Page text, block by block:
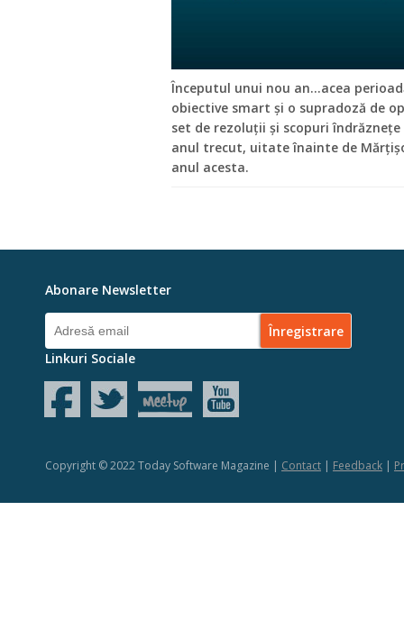
Începutul unui nou an...acea
obiective smart și o supradoză de
set de rezoluții și scopuri îndrăznețe
anul trecut, uitate înainte de
anul acesta.
Abonare Newsletter
Linkuri Sociale
Copyright © 2022 Today Software Magazine | Contact | Feedback |